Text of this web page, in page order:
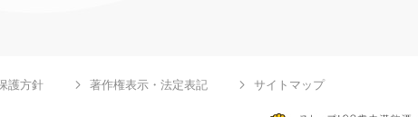
護方針 著作権表示・法定表記 サイトマップ